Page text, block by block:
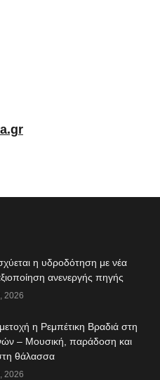
η υδροδότηση με νέα
ανενεργής πηγής
2026
η Ρεμπέτικη Βραδιά στη
– Μουσική, παράδοση και
θάλασσα
2026